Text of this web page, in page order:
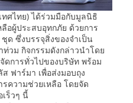
ศไทย) ได้ร่วมมือกับมูลนิธิ
ลือผู้ประสบอุทกภัย ด้วยการ
ด ซึ่งบรรจุสิ่งของจำเป็น
วม กิจกรรมดังกล่าวนำโดย
ดการทั่วไปของบริษัท พร้อม
ฟาร์มา เพื่อส่งมอบถุง
ความช่วยเหลือ โดยจัด
ร็วๆ นี้